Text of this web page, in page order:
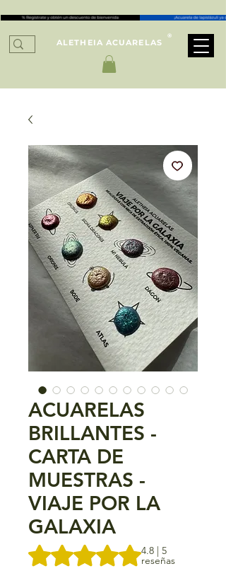
ALETHEIA ACUARELAS
®
ACUARELAS
BRILLANTES -
CARTA DE
MUESTRAS -
VIAJE POR LA
GALAXIA
Según 5 reseñas, la calificación es de
4.8 | 5
reseñas